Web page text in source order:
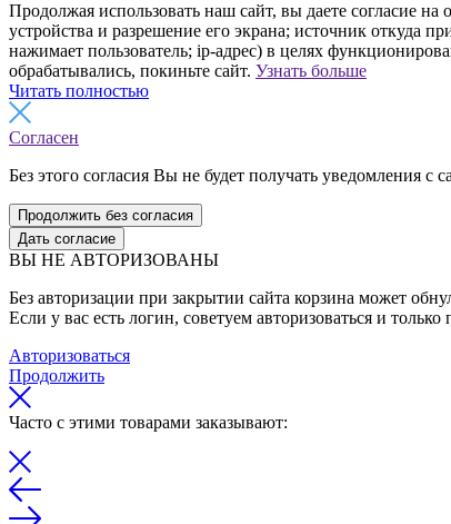
Продолжая использовать наш сайт, вы даете согласие
устройства и разрешение его экрана; источник откуда
нажимает пользователь; ip-адрес) в целях
обрабатывались, покиньте сайт. Узнать больше
Читать полностью
Согласен
Без этого согласия Вы не будет получать уведомления с
Продолжить без согласия
Дать согласие
ВЫ НЕ АВТОРИЗОВАНЫ
Без авторизации при закрытии сайта корзина может
Если у вас есть логин, советуем авторизоваться и
Авторизоваться
Продолжить
Часто с этими товарами заказывают: